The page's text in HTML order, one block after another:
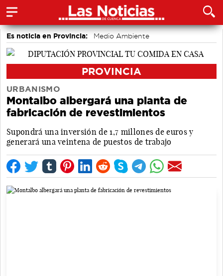
Es noticia en Provincia:
Medio Ambiente
accidentes laborales
PROVINCIA
URBANISMO
Montalbo albergará una planta de
fabricación de revestimientos
Supondrá una inversión de 1,7 millones de euros y
generará una veintena de puestos de trabajo